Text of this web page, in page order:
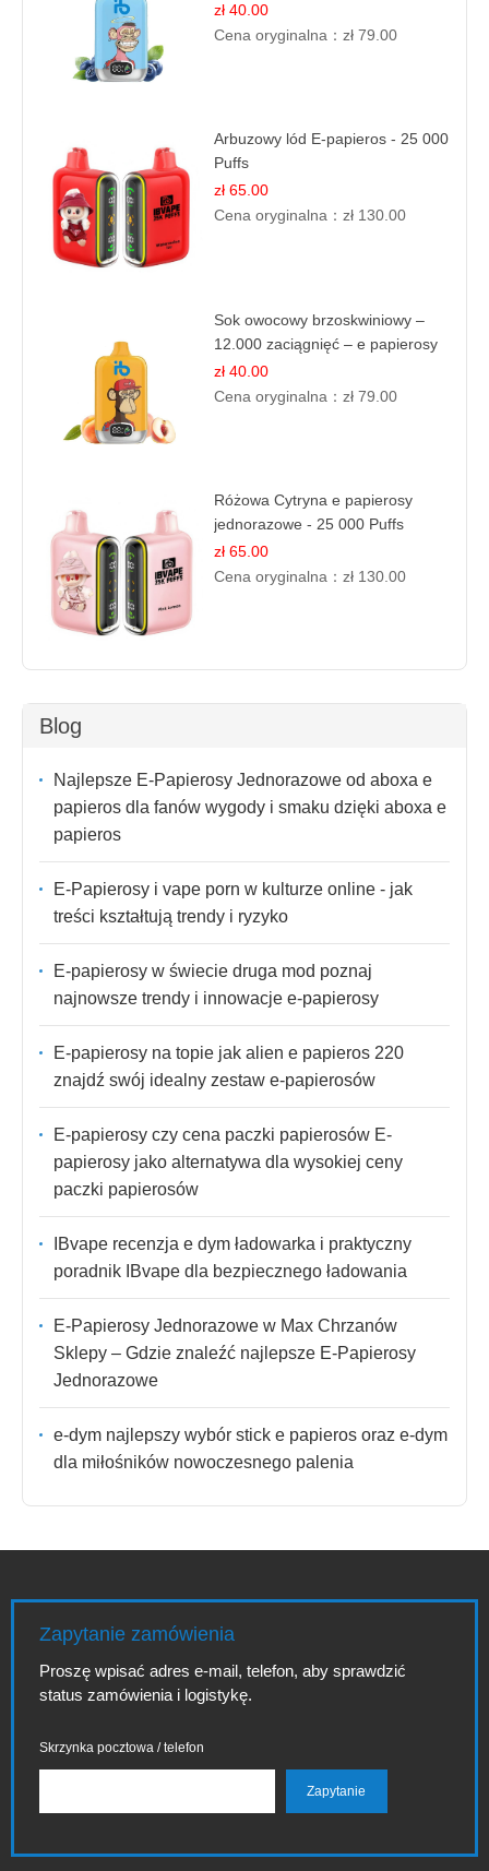
zł 40.00
Cena oryginalna：zł 79.00
Arbuzowy lód E-papieros - 25 000
Puffs
zł 65.00
Cena oryginalna：zł 130.00
Sok owocowy brzoskwiniowy –
12.000 zaciągnięć – e papierosy
jednorazowe
zł 40.00
Cena oryginalna：zł 79.00
Różowa Cytryna e papierosy
jednorazowe - 25 000 Puffs
zł 65.00
Cena oryginalna：zł 130.00
Blog
Najlepsze E-Papierosy Jednorazowe od aboxa e
papieros dla fanów wygody i smaku dzięki aboxa e
papieros
E-Papierosy i vape porn w kulturze online - jak
treści kształtują trendy i ryzyko
E-papierosy w świecie druga mod poznaj
najnowsze trendy i innowacje e-papierosy
E-papierosy na topie jak alien e papieros 220
znajdź swój idealny zestaw e-papierosów
E-papierosy czy cena paczki papierosów E-
papierosy jako alternatywa dla wysokiej ceny
paczki papierosów
IBvape recenzja e dym ładowarka i praktyczny
poradnik IBvape dla bezpiecznego ładowania
E-Papierosy Jednorazowe w Max Chrzanów
Sklepy – Gdzie znaleźć najlepsze E-Papierosy
Jednorazowe
e-dym najlepszy wybór stick e papieros oraz e-dym
dla miłośników nowoczesnego palenia
Zapytanie zamówienia
Proszę wpisać adres e-mail, telefon, aby sprawdzić
status zamówienia i logistykę.
Skrzynka pocztowa / telefon